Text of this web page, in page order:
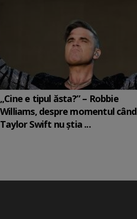
„Cine e tipul ăsta?” – Robbie
Williams, despre momentul când
Taylor Swift nu știa ...